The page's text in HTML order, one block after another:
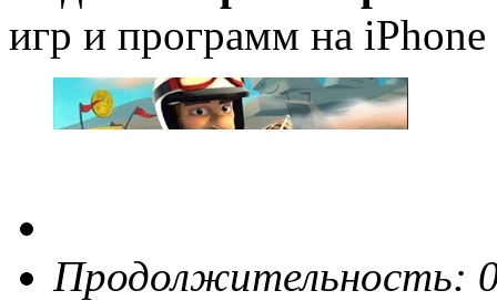
игр и программ на
Продолжительность: